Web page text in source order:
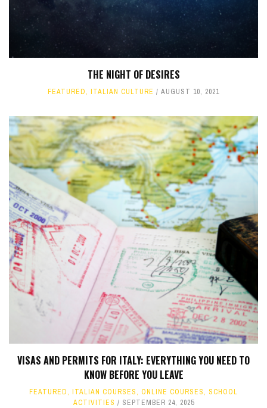
THE NIGHT OF DESIRES
FEATURED, ITALIAN CULTURE AUGUST 10, 2021
VISAS AND PERMITS FOR ITALY: EVERYTHING YOU NEED TO
KNOW BEFORE YOU LEAVE
FEATURED, ITALIAN COURSES, ONLINE COURSES, SCHOOL
ACTIVITIES
SEPTEMBER 24, 2025